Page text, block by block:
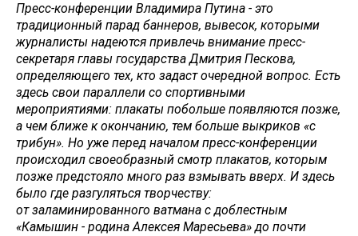
Пресс-конференции Владимира Путина - это
традиционный парад баннеров, вывесок, которыми
журналисты надеются привлечь внимание пресс-
секретаря главы государства Дмитрия Пескова,
определяющего тех, кто задаст очередной вопрос. Есть
здесь свои параллели со спортивными
мероприятиями: плакаты побольше появляются позже,
а чем ближе к окончанию, тем больше выкриков «с
трибун». Но уже перед началом пресс-конференции
происходил своеобразный смотр плакатов, которым
позже предстояло много раз взмывать вверх. И здесь
было где разгуляться творчеству:
от заламинированного ватмана с доблестным
«Камышин - родина Алексея Маресьева» до почти